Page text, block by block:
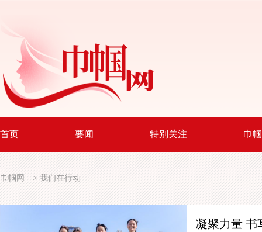
首页 要闻 特别关注 巾
巾帼网 >我们在行动
凝聚力量 书